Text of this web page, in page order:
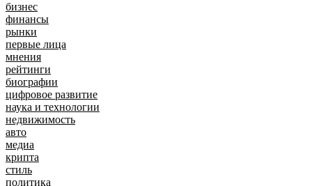
бизнес
финансы
рынки
первые лица
мнения
рейтинги
биографии
цифровое развитие
наука и технологии
недвижимость
авто
медиа
крипта
стиль
политика